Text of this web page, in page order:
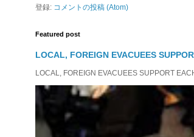
登録: コメントの投稿 (Atom)
Featured post
LOCAL, FOREIGN EVACUEES
LOCAL, FOREIGN EVACUEES SUPPORT